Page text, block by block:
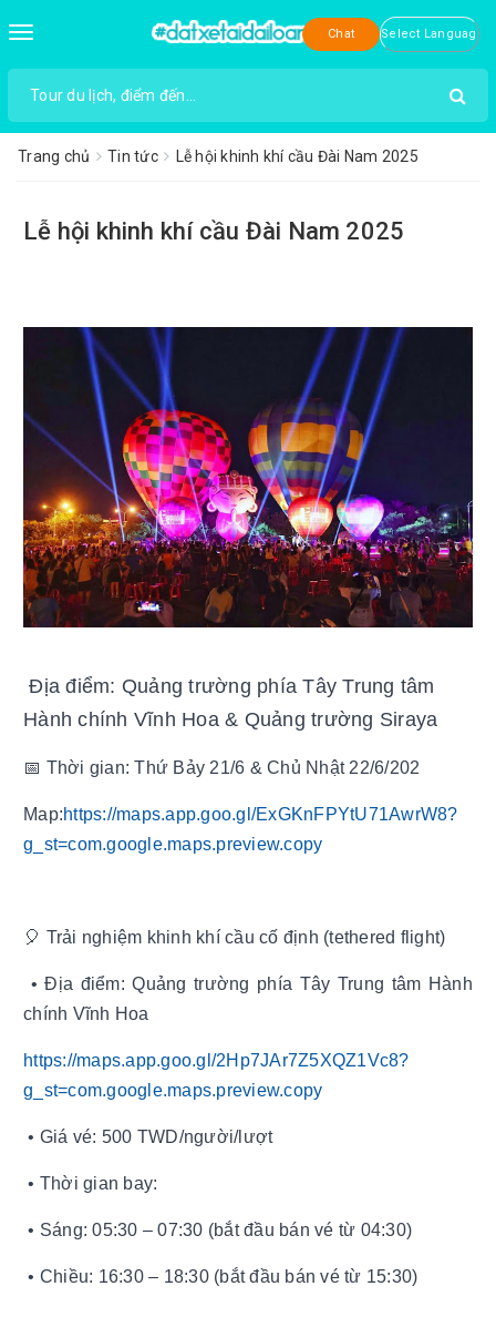
Toggle
Chat
Trang chủ Tin tức Lễ hội khinh khí cầu Đài Nam 2025
Lễ hội khinh khí cầu Đài Nam 2025
Địa điểm: Quảng trường phía Tây Trung tâm
Hành chính Vĩnh Hoa & Quảng trường Siraya
📅 Thời gian: Thứ Bảy 21/6 & Chủ Nhật 22/6/202
Map:https://maps.app.goo.gl/ExGKnFPYtU71AwrW8?
g_st=com.google.maps.preview.copy
🎈 Trải nghiệm khinh khí cầu cố định (tethered flight)
• Địa điểm: Quảng trường phía Tây Trung tâm Hành
chính Vĩnh Hoa
https://maps.app.goo.gl/2Hp7JAr7Z5XQZ1Vc8?
g_st=com.google.maps.preview.copy
• Giá vé: 500 TWD/người/lượt
• Thời gian bay:
• Sáng: 05:30 – 07:30 (bắt đầu bán vé từ 04:30)
• Chiều: 16:30 – 18:30 (bắt đầu bán vé từ 15:30)